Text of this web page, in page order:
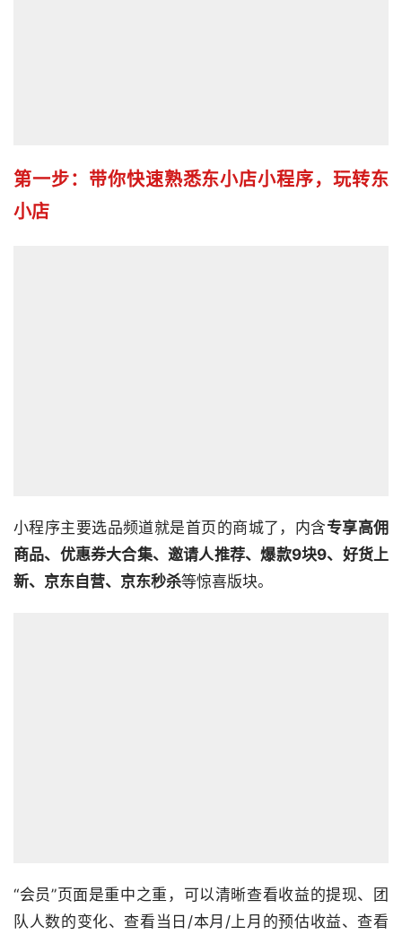
第一步：带你快速熟悉东小店小程序，玩转东
小店
小程序主要选品频道就是首页的商城了，内含专享高佣
商品、优惠券大合集、邀请人推荐、爆款9块9、好货上
新、京东自营、京东秒杀等惊喜版块。
“会员”页面是重中之重，可以清晰查看收益的提现、团
队人数的变化、查看当日/本月/上月的预估收益、查看